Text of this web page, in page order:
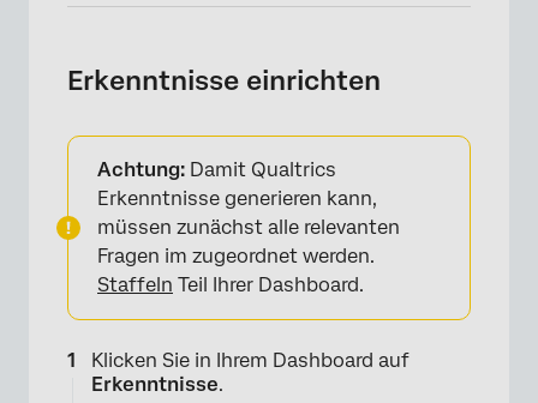
Erkenntnisse einrichten
Achtung: Damit Qualtrics
Erkenntnisse generieren kann,
müssen zunächst alle relevanten
Fragen im zugeordnet werden.
Staffeln Teil Ihrer Dashboard.
Klicken Sie in Ihrem Dashboard auf
Erkenntnisse.